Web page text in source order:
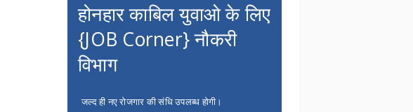
होनहार काबिल युवाओ के लिए
{JOB Corner} नौकरी
विभाग
जल्द ही नए रोजगार की संधि उपलब्ध होगी।